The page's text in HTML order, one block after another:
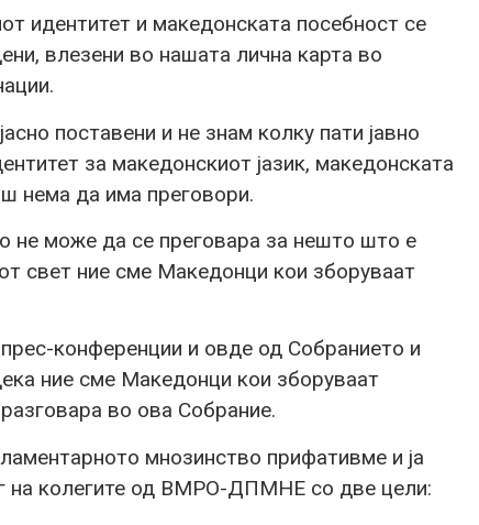
идентитет и македонската посебност се
влезени во нашата лична карта во
поставени и не знам колку пати јавно
за македонскиот јазик, македонската
нема да има преговори.
не може да се преговара за нешто што е
свет ние сме Македонци кои зборуваат
конференции и овде од Собранието и
ние сме Македонци кои зборуваат
во ова Собрание.
мнозинство прифативме и ја
на колегите од ВМРО-ДПМНЕ со две цели: